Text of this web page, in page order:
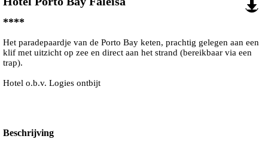
****
Het paradepaardje van de Porto Bay keten, prachtig gelegen aan een
klif met uitzicht op zee en direct aan het strand (bereikbaar via een
trap).
Hotel o.b.v. Logies ontbijt
Beschrijving